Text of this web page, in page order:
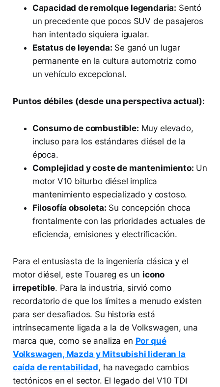
Capacidad de remolque legendaria: Sentó
un precedente que pocos SUV de pasajeros
han intentado siquiera igualar.
Estatus de leyenda: Se ganó un lugar
permanente en la cultura automotriz como
un vehículo excepcional.
Puntos débiles (desde una perspectiva actual):
Consumo de combustible: Muy elevado,
incluso para los estándares diésel de la
época.
Complejidad y coste de mantenimiento: Un
motor V10 biturbo diésel implica
mantenimiento especializado y costoso.
Filosofía obsoleta: Su concepción choca
frontalmente con las prioridades actuales de
eficiencia, emisiones y electrificación.
Para el entusiasta de la ingeniería clásica y el
motor diésel, este Touareg es un icono
irrepetible. Para la industria, sirvió como
recordatorio de que los límites a menudo existen
para ser desafiados. Su historia está
intrínsecamente ligada a la de Volkswagen, una
marca que, como se analiza en Por qué
Volkswagen, Mazda y Mitsubishi lideran la
caída de rentabilidad, ha navegado cambios
tectónicos en el sector. El legado del V10 TDI